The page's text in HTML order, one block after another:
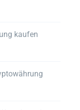
kaufen